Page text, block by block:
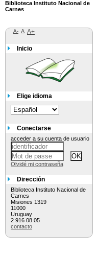
Biblioteca Instituto Nacional de
Carnes
A- A A+
Inicio
Elige idioma
Conectarse
acceder a su cuenta de usuario
Olvidé mi contraseña
Dirección
Biblioteca Instituto Nacional de
Carnes
Misiones 1319
11000
Uruguay
2 916 08 05
contacto